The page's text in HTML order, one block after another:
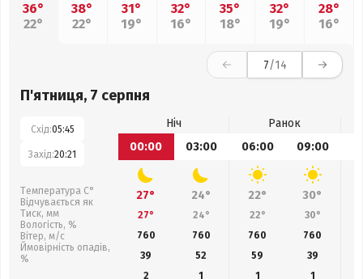
36°
22°
38°
22°
31°
19°
32°
16°
35°
18°
32°
19°
28°
16°
7/14
П'ятниця, 7 серпня
Схід:05:45
Захід:20:21
Температура С°
Відчувається як
Тиск, мм
Вологість, %
Вітер, м/с
Ймовірність опадів,
%
Ніч
Ранок
00:00
03:00 06:00 09:00
27° 24° 22° 30°
27° 24° 22° 30°
760
760 760 760
39
52 59 39
2
1 1
1